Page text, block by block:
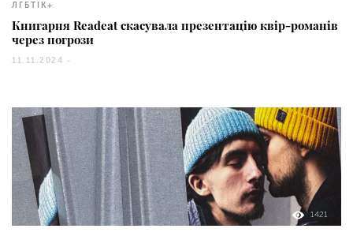
ЛГБТІК+
Книгарня Readeat скасувала презентацію квір-романів
через погрози
11.11.2024 -
1421